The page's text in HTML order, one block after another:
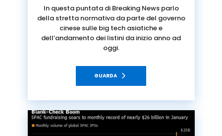
In questa puntata di Breaking News parlo
della stretta normativa da parte del governo
cinese sulle big tech asiatiche e
dell’andamento dei listini da inizio anno ad
oggi.
GUARDA